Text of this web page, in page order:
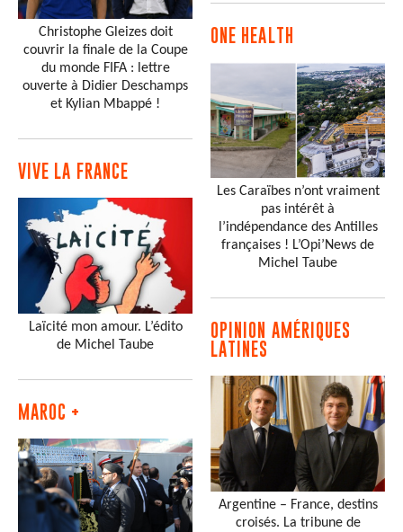
Christophe Gleizes doit
couvrir la finale de la Coupe
du monde FIFA : lettre
ouverte à Didier Deschamps
et Kylian Mbappé !
VIVE LA FRANCE
Laïcité mon amour. L’édito
de Michel Taube
MAROC +
ONE HEALTH
Les Caraïbes n’ont vraiment
pas intérêt à
l’indépendance des Antilles
françaises ! L’Opi’News de
Michel Taube
OPINION AMÉRIQUES
LATINES
Argentine – France, destins
croisés. La tribune de